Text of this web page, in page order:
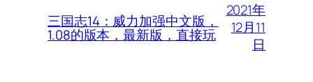
三国志14：威力加强中文版，
1.08的版本，最新版，直接玩
2021年
12月11
日